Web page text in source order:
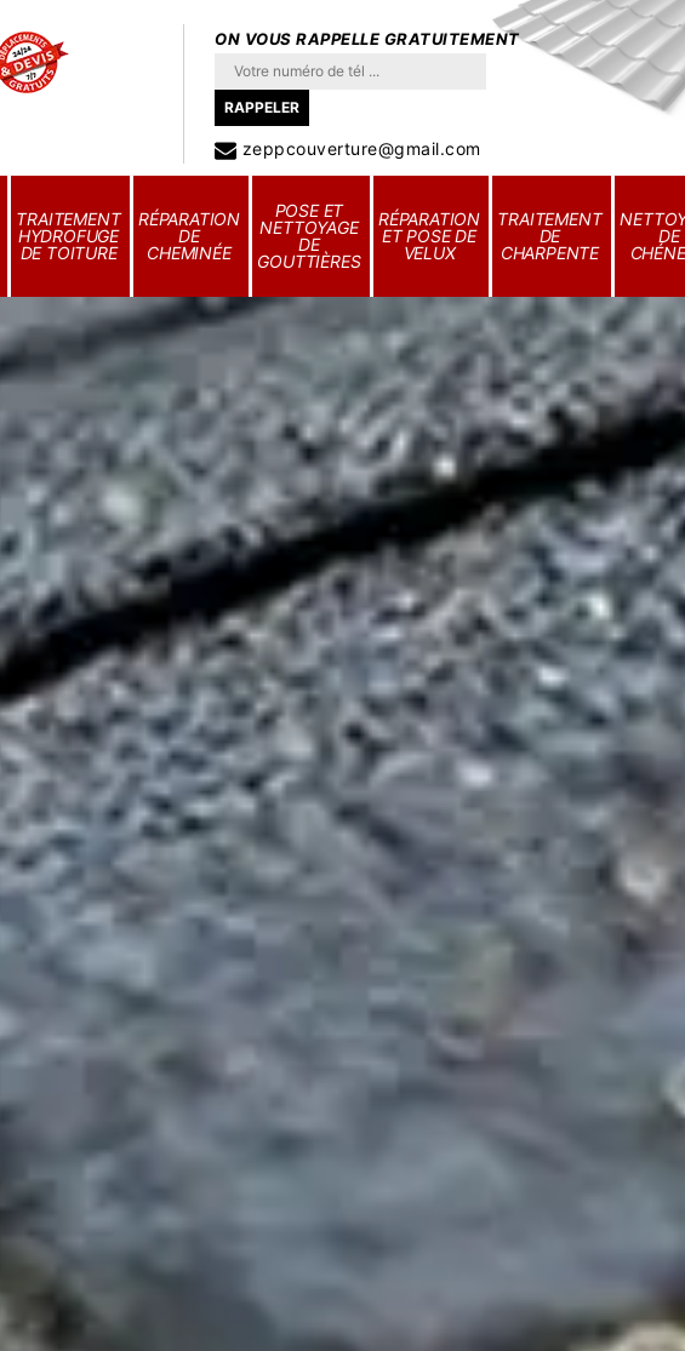
ON VOUS RAPPELLE GRATUITEMENT
zeppcouverture@gmail.com
TRAITEMENT
HYDROFUGE
DE TOITURE
RÉPARATION
DE
CHEMINÉE
POSE ET
NETTOYAGE
DE
GOUTTIÈRES
RÉPARATION
ET POSE DE
VELUX
TRAITEMENT
DE
CHARPENTE
DE